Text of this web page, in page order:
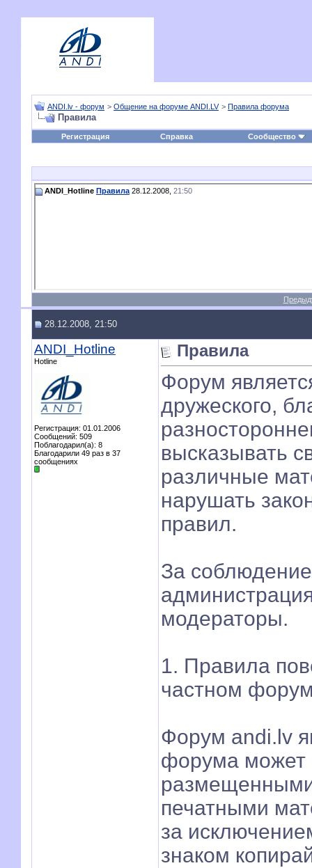
ANDI.lv - форум > Общение на форуме ANDI.LV > Правила форума
Правила
Регистрация Справка Сообщество
ANDI_Hotline Правила 28.12.2008, 21:50
28.12.2008, 21:50
ANDI_Hotline
Hotline
Регистрация: 01.01.2006
Сообщений: 509
Поблагодарил(а): 8
Благодарили 49 раз в 37
сообщениях
Правила
Форум
дружеского,
высказывать
различные
нарушать
правил.
За
модераторы.
1. Правила
частном
Форум andi.lv
форума может
печатными
за
знаком